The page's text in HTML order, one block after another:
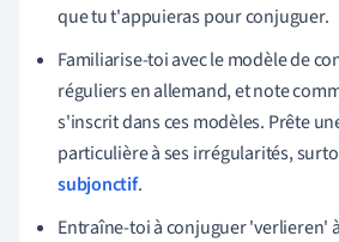
que tu t'appuieras pour conjuguer.
Familiarise-toi avec le modèle de
réguliers en allemand, et note
s'inscrit dans ces modèles. Prête
particulière à ses irrégularités,
subjonctif.
Entraîne-toi à conjuguer 'verlieren'